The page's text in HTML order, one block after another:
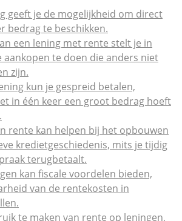
geeft je de mogelijkheid om direct
bedrag te beschikken.
een lening met rente stelt je in
aankopen te doen die anders niet
zijn.
kun je gespreid betalen,
in één keer een groot bedrag hoeft
rente kan helpen bij het opbouwen
kredietgeschiedenis, mits je tijdig
terugbetaalt.
kan fiscale voordelen bieden,
van de rentekosten in
te maken van rente op leningen,